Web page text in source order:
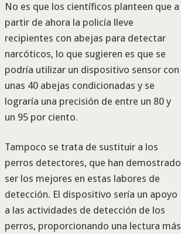
No es que los científicos planteen que a
partir de ahora la policía lleve
recipientes con abejas para detectar
narcóticos, lo que sugieren es que se
podría utilizar un dispositivo sensor con
unas 40 abejas condicionadas y se
lograría una precisión de entre un 80 y
un 95 por ciento.
Tampoco se trata de sustituir a los
perros detectores, que han demostrado
ser los mejores en estas labores de
detección. El dispositivo sería un apoyo
a las actividades de detección de los
perros, proporcionando una lectura más